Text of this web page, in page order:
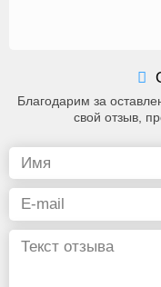
Благодарим за
свой отзыв,